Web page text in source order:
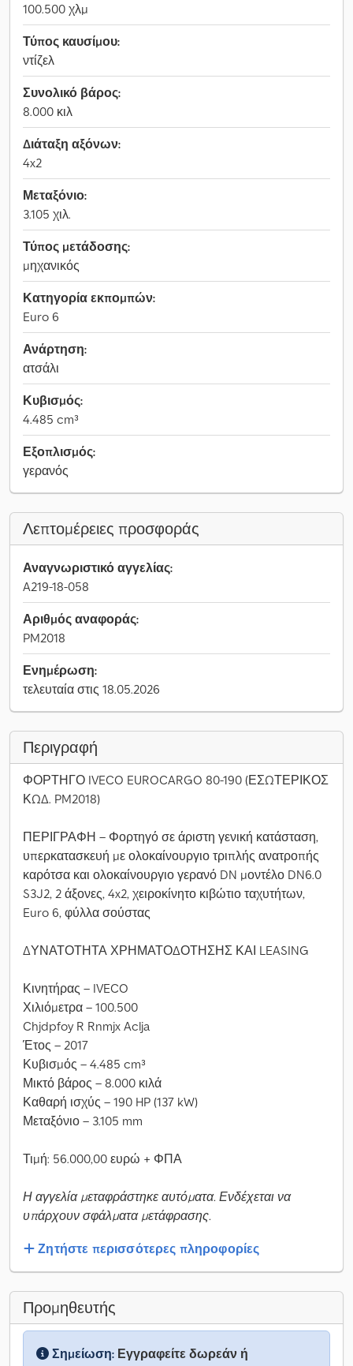
100.500 χλμ
Τύπος καυσίμου:
ντίζελ
Συνολικό βάρος:
8.000 κιλ
Διάταξη αξόνων:
4x2
Μεταξόνιο:
3.105 χιλ.
Τύπος μετάδοσης:
μηχανικός
Κατηγορία εκπομπών:
Euro 6
Ανάρτηση:
ατσάλι
Κυβισμός:
4.485 cm³
Εξοπλισμός:
γερανός
Λεπτομέρειες προσφοράς
Αναγνωριστικό αγγελίας:
A219-18-058
Αριθμός αναφοράς:
PM2018
Ενημέρωση:
τελευταία στις 18.05.2026
Περιγραφή
ΦΟΡΤΗΓΟ IVECO EUROCARGO 80-190 (ΕΣΩΤΕΡΙΚΟΣ
ΚΩΔ. PM2018)
ΠΕΡΙΓΡΑΦΗ – Φορτηγό σε άριστη γενική κατάσταση,
υπερκατασκευή με ολοκαίνουργιο τριπλής ανατροπής
καρότσα και ολοκαίνουργιο γερανό DN μοντέλο DN6.0
S3J2, 2 άξονες, 4x2, χειροκίνητο κιβώτιο ταχυτήτων,
Euro 6, φύλλα σούστας
ΔΥΝΑΤΟΤΗΤΑ ΧΡΗΜΑΤΟΔΟΤΗΣΗΣ ΚΑΙ LEASING
Κινητήρας – IVECO
Χιλιόμετρα – 100.500
Chjdpfoy R Rnmjx Aclja
Έτος – 2017
Κυβισμός – 4.485 cm³
Μικτό βάρος – 8.000 κιλά
Καθαρή ισχύς – 190 HP (137 kW)
Μεταξόνιο – 3.105 mm
Τιμή: 56.000,00 ευρώ + ΦΠΑ
Η αγγελία μεταφράστηκε αυτόματα. Ενδέχεται να
υπάρχουν σφάλματα μετάφρασης.
Ζητήστε περισσότερες πληροφορίες
Προμηθευτής
Σημείωση: Εγγραφείτε δωρεάν ή